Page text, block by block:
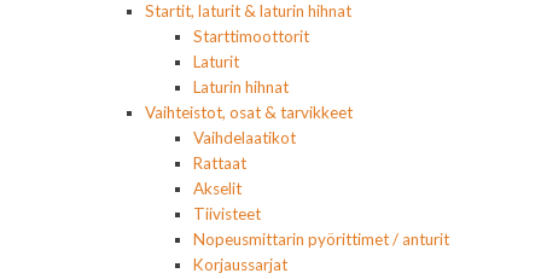
Startit, laturit & laturin hihnat
Starttimoottorit
Laturit
Laturin hihnat
Vaihteistot, osat & tarvikkeet
Vaihdelaatikot
Rattaat
Akselit
Tiivisteet
Nopeusmittarin pyörittimet / anturit
Korjaussarjat